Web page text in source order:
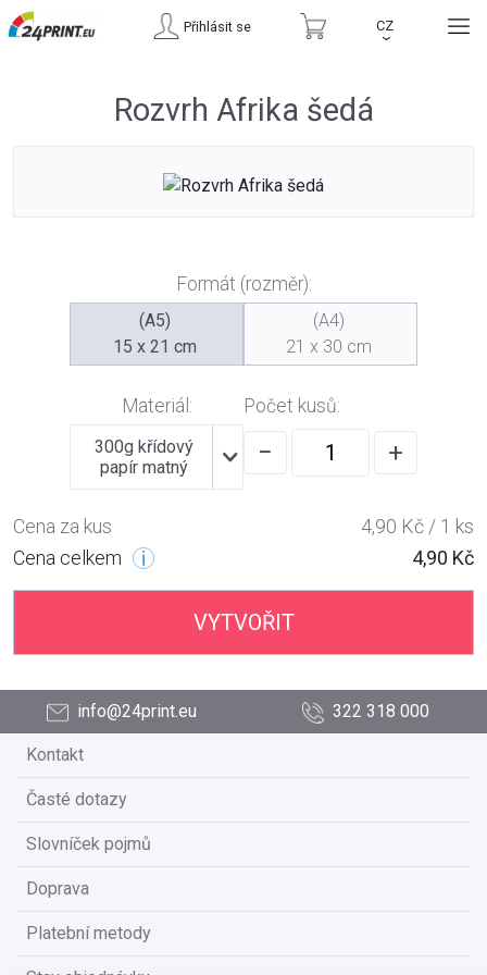
Přihlásit se CZ
›
Rozvrh Afrika šedá
Formát (rozměr):
(A5)
15 x 21 cm
(A4)
21 x 30 cm
Materiál:
300g křídový
papír matný
Počet kusů:
− +
Cena za kus
4,90 Kč / 1 ks
Cena celkem
4,90 Kč
VYTVOŘIT
info@24print.eu 322 318 000
Kontakt
Časté dotazy
Slovníček pojmů
Doprava
Platební metody